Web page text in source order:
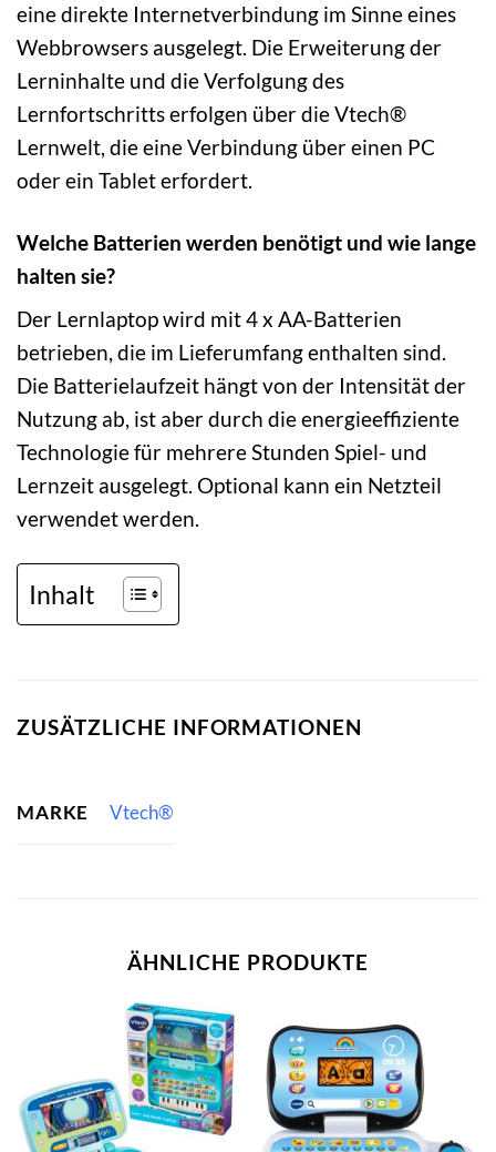
eine direkte Internetverbindung im Sinne eines
Webbrowsers ausgelegt. Die Erweiterung der
Lerninhalte und die Verfolgung des
Lernfortschritts erfolgen über die Vtech®
Lernwelt, die eine Verbindung über einen PC
oder ein Tablet erfordert.
Welche Batterien werden benötigt und wie lange
halten sie?
Der Lernlaptop wird mit 4 x AA-Batterien
betrieben, die im Lieferumfang enthalten sind.
Die Batterielaufzeit hängt von der Intensität der
Nutzung ab, ist aber durch die energieeffiziente
Technologie für mehrere Stunden Spiel- und
Lernzeit ausgelegt. Optional kann ein Netzteil
verwendet werden.
Inhalt
ZUSÄTZLICHE INFORMATIONEN
MARKE Vtech®
ÄHNLICHE PRODUKTE